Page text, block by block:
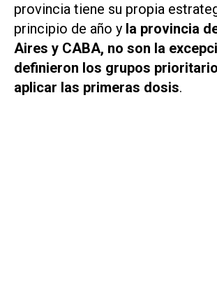
provincia tiene su propia
principio de año y la provincia
Aires y CABA, no son la
definieron los grupos
aplicar las primeras dosis.